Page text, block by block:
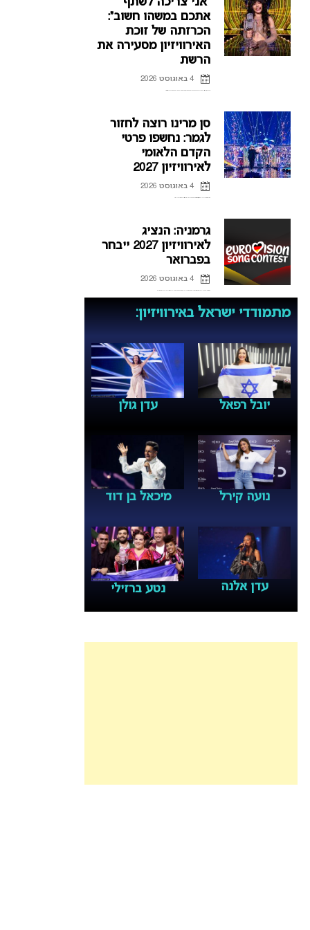
אתכם במשהו חשוב”:
הכרזתה של זוכת
האירוויזיון מסעירה את
הרשת
4 באוגוסט 2026
סן מרינו רוצה לחזור
לגמר: נחשפו פרטי
הקדם הלאומי
לאירוויזיון 2027
4 באוגוסט 2026
גרמניה: הנציג
לאירוויזיון 2027 ייבחר
בפברואר
4 באוגוסט 2026
מתמודדי ישראל באירוויזיון:
יובל רפאל עדן גולן
נועה קירל מיכאל בן דוד
עדן אלנה נטע ברזילי